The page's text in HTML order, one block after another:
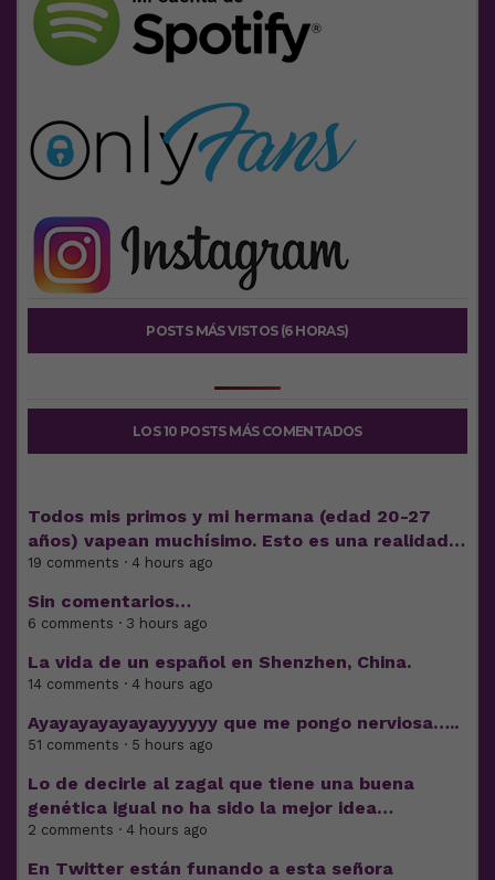
POSTS MÁS VISTOS (6 HORAS)
LOS 10 POSTS MÁS COMENTADOS
Todos mis primos y mi hermana (edad 20-27
años) vapean muchísimo. Esto es una realidad…
19 comments · 4 hours ago
Sin comentarios…
6 comments · 3 hours ago
La vida de un español en Shenzhen, China.
14 comments · 4 hours ago
Ayayayayayayayyyyyy que me pongo nerviosa…..
51 comments · 5 hours ago
Lo de decirle al zagal que tiene una buena
genética igual no ha sido la mejor idea…
2 comments · 4 hours ago
En Twitter están funando a esta señora